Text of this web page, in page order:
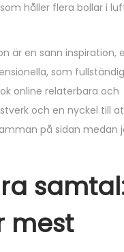
håller flera bollar i
är en sann inspiration,
som
online relaterbara och
och en nyckel till
på sidan medan
mest